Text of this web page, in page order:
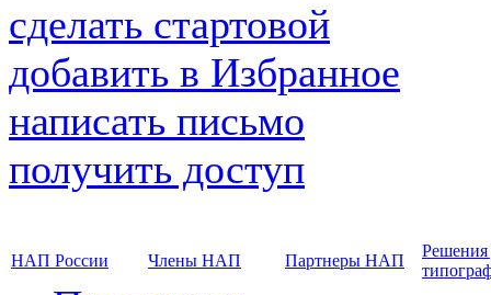
сделать стартовой
добавить в Избранное
написать письмо
получить доступ
НАП России Члены НАП Партнеры НАП
Решения